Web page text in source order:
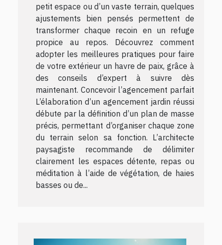
petit espace ou d’un vaste terrain, quelques
ajustements bien pensés permettent de
transformer chaque recoin en un refuge
propice au repos. Découvrez comment
adopter les meilleures pratiques pour faire
de votre extérieur un havre de paix, grâce à
des conseils d’expert à suivre dès
maintenant. Concevoir l’agencement parfait
L’élaboration d’un agencement jardin réussi
débute par la définition d’un plan de masse
précis, permettant d’organiser chaque zone
du terrain selon sa fonction. L’architecte
paysagiste recommande de délimiter
clairement les espaces détente, repas ou
méditation à l’aide de végétation, de haies
basses ou de...